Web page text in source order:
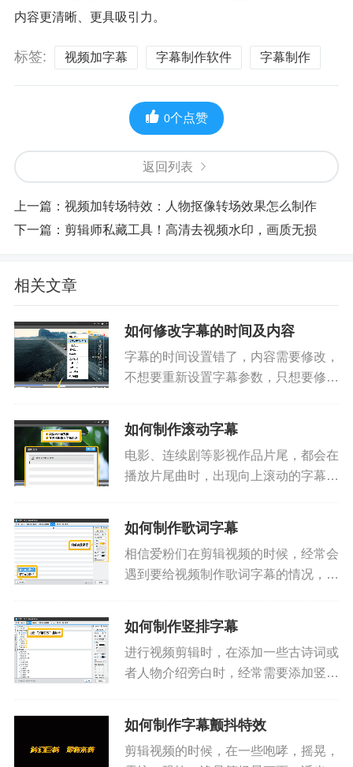
内容更清晰、更具吸引力。
标签: 视频加字幕 字幕制作软件 字幕制作
0个点赞
返回列表
上一篇： 视频加转场特效：人物抠像转场效果怎么制作
下一篇： 剪辑师私藏工具！高清去视频水印，画质无损
相关文章
如何修改字幕的时间及内容
字幕的时间设置错了，内容需要修改，
不想要重新设置字幕参数，只想要修改
想要修改，如何操作的呢？其实非常简
单，使用爱剪辑字幕的复制（Ct...
如何制作滚动字幕
电影、连续剧等影视作品片尾，都会在
播放片尾曲时，出现向上滚动的字幕，
上滚动字幕效果呢？添加视频后，按照
如下步骤即可快速添加片尾滚动字幕...
如何制作歌词字幕
相信爱粉们在剪辑视频的时候，经常会
遇到要给视频制作歌词字幕的情况，因
喜好，对歌词的样式和特效自由设置，
轻松打造个性十足的...
如何制作竖排字幕
进行视频剪辑时，在添加一些古诗词或
者人物介绍旁白时，经常需要添加竖排
加字幕1、打开爱剪辑，导入视频后，
点击“字幕特效”选项卡。图1：...
如何制作字幕颤抖特效
剪辑视频的时候，在一些咆哮，摇晃，